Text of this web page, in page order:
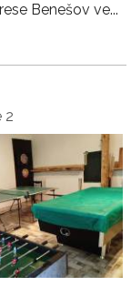
Benešov ve...
2